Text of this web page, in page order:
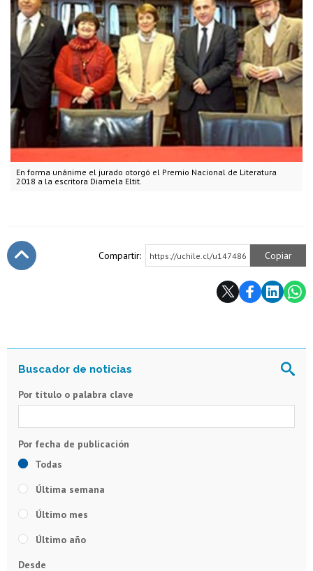
En forma unánime el jurado otorgó el Premio Nacional de Literatura
2018 a la escritora Diamela Eltit.
Compartir: https://uchile.cl/u147486 Copiar
Por título o palabra clave
Todas
Última semana
Último mes
Último año
Desde